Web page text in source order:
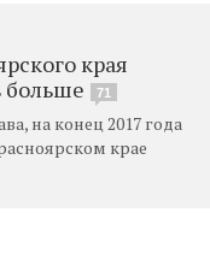
края
больше
71
на конец 2017 года
крае